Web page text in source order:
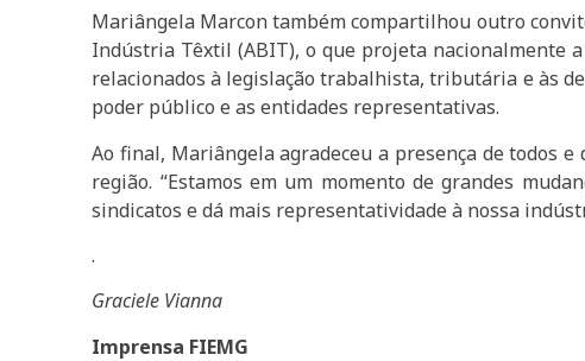
Mariângela Marcon também compartilhou outro
Indústria Têxtil (ABIT), o que projeta nacionalmente
relacionados à legislação trabalhista, tributária e às
poder público e as entidades representativas.
Ao final, Mariângela agradeceu a presença de todos
região. “Estamos em um momento de grandes
sindicatos e dá mais representatividade à nossa
.
Graciele Vianna
Imprensa FIEMG